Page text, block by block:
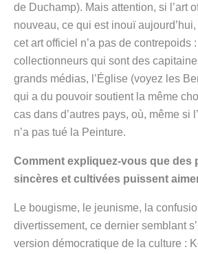
de Duchamp). Mais attention, si l’art
nouveau, ce qui est inouï aujourd’hui,
cet art officiel n’a pas de contrepoids
collectionneurs qui sont des
grands médias, l’Église (voyez les
qui a du pouvoir soutient la même
cas dans d’autres pays, où, même si
n’a pas tué la Peinture.
Comment expliquez-vous que des
sincères et cultivées puissent
Le bougisme, le jeunisme, la
divertissement, ce dernier semblant
version démocratique de la culture :